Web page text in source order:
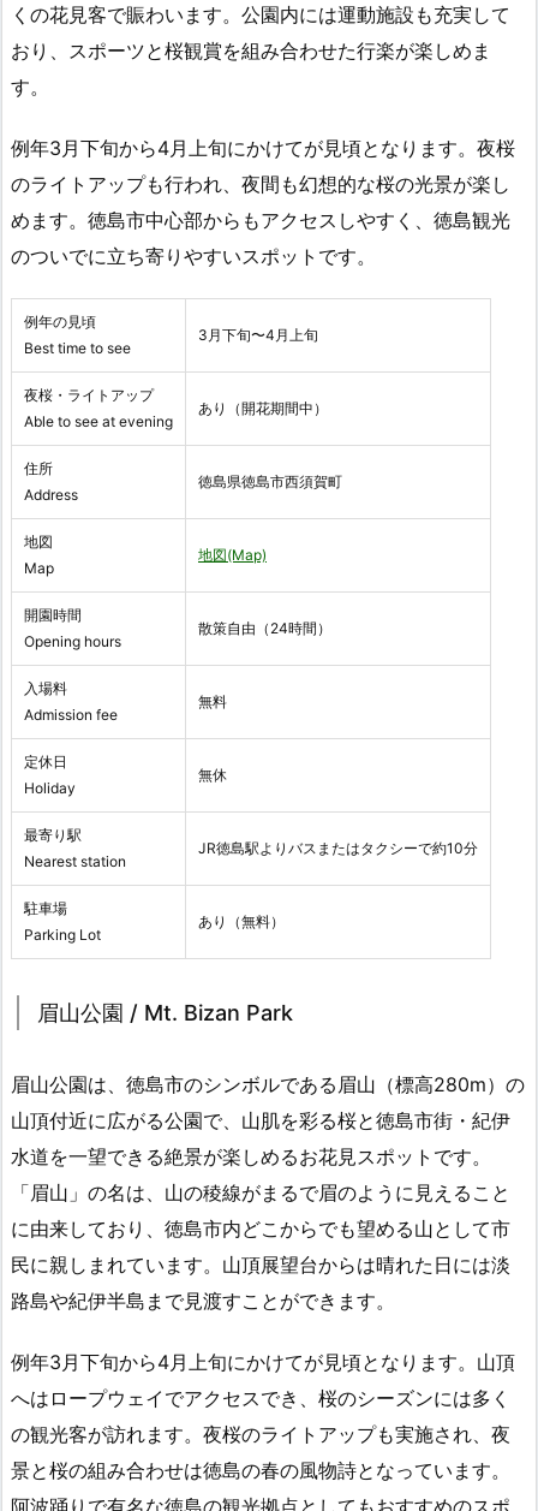
くの花見客で賑わいます。公園内には運動施設も充実して
おり、スポーツと桜観賞を組み合わせた行楽が楽しめま
す。
例年3月下旬から4月上旬にかけてが見頃となります。夜桜
のライトアップも行われ、夜間も幻想的な桜の光景が楽し
めます。徳島市中心部からもアクセスしやすく、徳島観光
のついでに立ち寄りやすいスポットです。
例年の見頃
Best time to see
3月下旬〜4月上旬
夜桜・ライトアップ
Able to see at evening
あり（開花期間中）
住所
Address
徳島県徳島市西須賀町
地図
Map
地図(Map)
開園時間
Opening hours
散策自由（24時間）
入場料
Admission fee
無料
定休日
Holiday
無休
最寄り駅
Nearest station
JR徳島駅よりバスまたはタクシーで約10分
駐車場
Parking Lot
あり（無料）
眉山公園 / Mt. Bizan Park
眉山公園は、徳島市のシンボルである眉山（標高280m）の
山頂付近に広がる公園で、山肌を彩る桜と徳島市街・紀伊
水道を一望できる絶景が楽しめるお花見スポットです。
「眉山」の名は、山の稜線がまるで眉のように見えること
に由来しており、徳島市内どこからでも望める山として市
民に親しまれています。山頂展望台からは晴れた日には淡
路島や紀伊半島まで見渡すことができます。
例年3月下旬から4月上旬にかけてが見頃となります。山頂
へはロープウェイでアクセスでき、桜のシーズンには多く
の観光客が訪れます。夜桜のライトアップも実施され、夜
景と桜の組み合わせは徳島の春の風物詩となっています。